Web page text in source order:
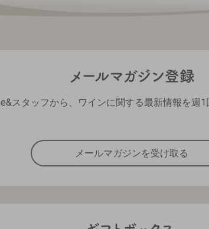
スタッフから、ワインに関する最新情報を週1
メールマガジンを受け取る